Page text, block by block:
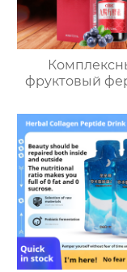
фруктовый